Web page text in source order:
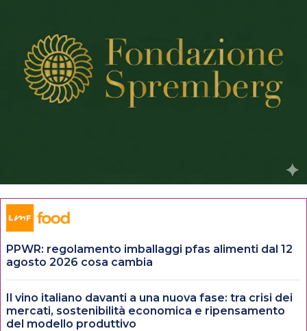
PPWR: regolamento imballaggi pfas alimenti dal 12
agosto 2026 cosa cambia
Il vino italiano davanti a una nuova fase: tra crisi dei
mercati, sostenibilità economica e ripensamento
del modello produttivo